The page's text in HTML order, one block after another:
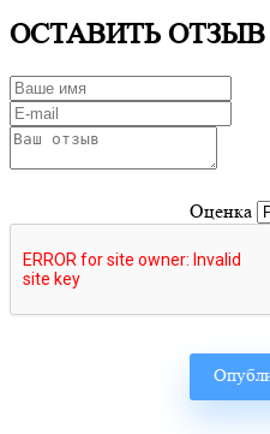
ОСТАВИТЬ ОТЗЫВ
Оценка